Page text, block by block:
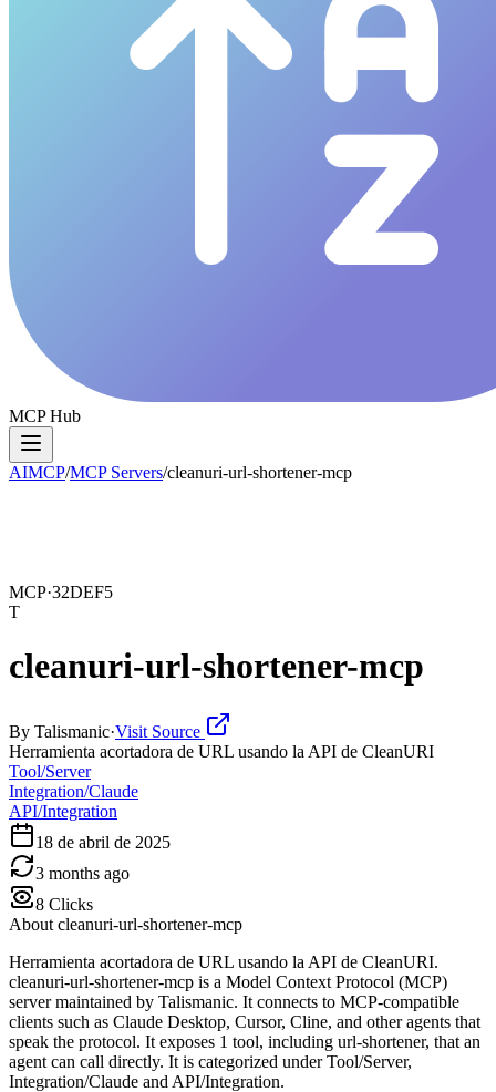
MCP Hub
AIMCP/MCP Servers/cleanuri-url-shortener-mcp
MCP·32DEF5
T
cleanuri-url-shortener-mcp
By Talismanic·Visit Source
Herramienta acortadora de URL usando la API de CleanURI
Tool/Server
Integration/Claude
API/Integration
18 de abril de 2025
3 months ago
8 Clicks
About cleanuri-url-shortener-mcp
Herramienta acortadora de URL usando la API de CleanURI.
cleanuri-url-shortener-mcp is a Model Context Protocol (MCP)
server maintained by Talismanic. It connects to MCP-compatible
clients such as Claude Desktop, Cursor, Cline, and other agents that
speak the protocol. It exposes 1 tool, including url-shortener, that an
agent can call directly. It is categorized under Tool/Server,
Integration/Claude and API/Integration.